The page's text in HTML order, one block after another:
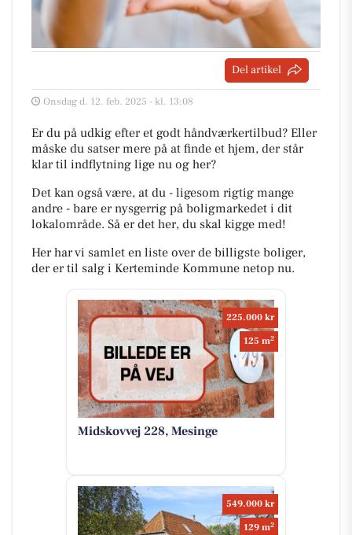
Del artikel
Onsdag d. 12. feb. 2025 - kl. 13:08
Er du på udkig efter et godt håndværkertilbud? Eller
måske du satser mere på at finde et hjem, der står
klar til indflytning lige nu og her?
Det kan også være, at du - ligesom rigtig mange
andre - bare er nysgerrig på boligmarkedet i dit
lokalområde. Så er det her, du skal kigge med!
Her har vi samlet en liste over de billigste boliger,
der er til salg i Kerteminde Kommune netop nu.
225.000 kr
125 m2
Midskovvej 228, Mesinge
549.000 kr
129 m2